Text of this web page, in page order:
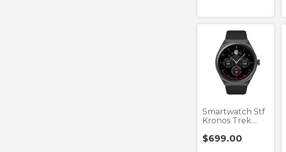
Smartwatch Stf
Kronos Trek
$699.00